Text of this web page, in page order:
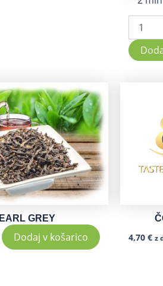
EARL GREY
Dodaj v košarico 4,70 € z